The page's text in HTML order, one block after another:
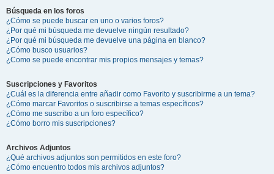
Búsqueda en los foros
¿Cómo se puede buscar en uno o varios foros?
¿Por qué mi búsqueda me devuelve ningún resultado?
¿Por qué mi búsqueda me devuelve una página en blanco?
¿Cómo busco usuarios?
¿Como se puede encontrar mis propios mensajes y temas?
Suscripciones y Favoritos
¿Cuál es la diferencia entre añadir como Favorito y suscribirme a un tema?
¿Cómo marcar Favoritos o suscribirse a temas específicos?
¿Cómo me suscribo a un foro específico?
¿Cómo borro mis suscripciones?
Archivos Adjuntos
¿Qué archivos adjuntos son permitidos en este foro?
¿Cómo encuentro todos mis archivos adjuntos?